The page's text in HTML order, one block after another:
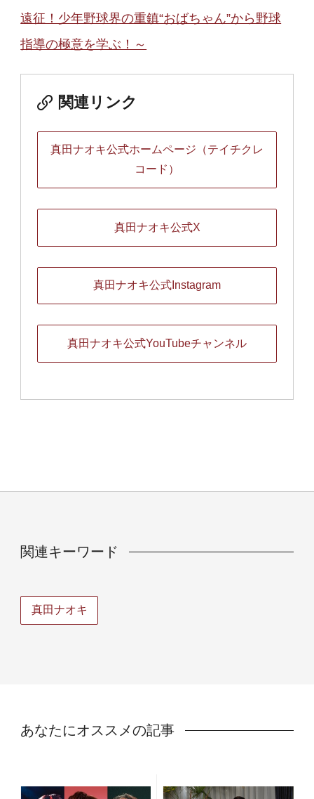
遠征！少年野球界の重鎮“おばちゃん”から野球
指導の極意を学ぶ！～
関連リンク
真田ナオキ公式ホームページ（テイチクレ
コード）
真田ナオキ公式X
真田ナオキ公式Instagram
真田ナオキ公式YouTubeチャンネル
関連キーワード
真田ナオキ
あなたにオススメの記事